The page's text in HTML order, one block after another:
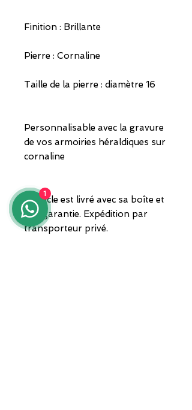
Finition : Brillante
Pierre : Cornaline
Taille de la pierre : diamètre 16
Personnalisable avec la gravure
de vos armoiries héraldiques sur
cornaline
L'article est livré avec sa boîte et
une garantie. Expédition par
transporteur privé.
1